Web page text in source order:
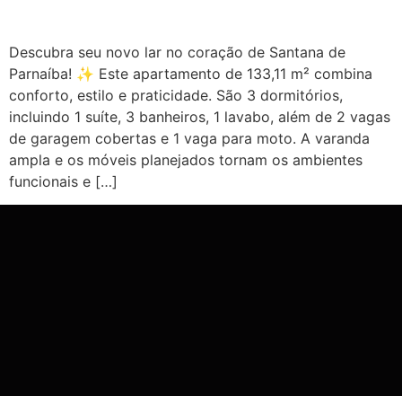
Descubra seu novo lar no coração de Santana de
Parnaíba! ✨ Este apartamento de 133,11 m² combina
conforto, estilo e praticidade. São 3 dormitórios,
incluindo 1 suíte, 3 banheiros, 1 lavabo, além de 2 vagas
de garagem cobertas e 1 vaga para moto. A varanda
ampla e os móveis planejados tornam os ambientes
funcionais e […]